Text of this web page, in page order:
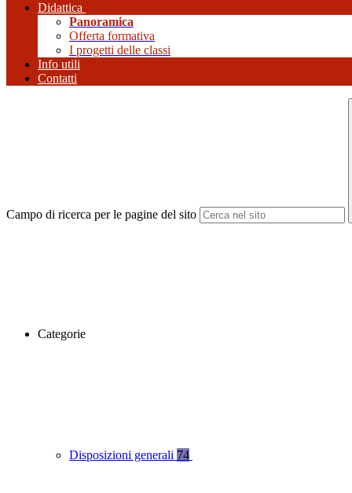
Didattica
Panoramica
Offerta formativa
I progetti delle classi
Info utili
Contatti
Campo di ricerca per le pagine del sito
Categorie
Disposizioni generali 74